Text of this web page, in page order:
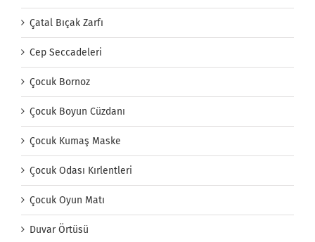
Çatal Bıçak Zarfı
Cep Seccadeleri
Çocuk Bornoz
Çocuk Boyun Cüzdanı
Çocuk Kumaş Maske
Çocuk Odası Kırlentleri
Çocuk Oyun Matı
Duvar Örtüsü